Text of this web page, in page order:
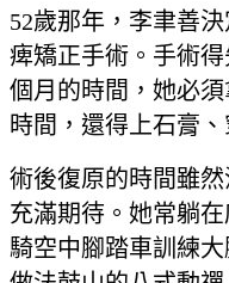
52歲那年，李聿善
痺矯正手術。手術
個月的時間，她必
時間，還得上石膏、
術後復原的時間雖
充滿期待。她常躺
騎空中腳踏車訓練